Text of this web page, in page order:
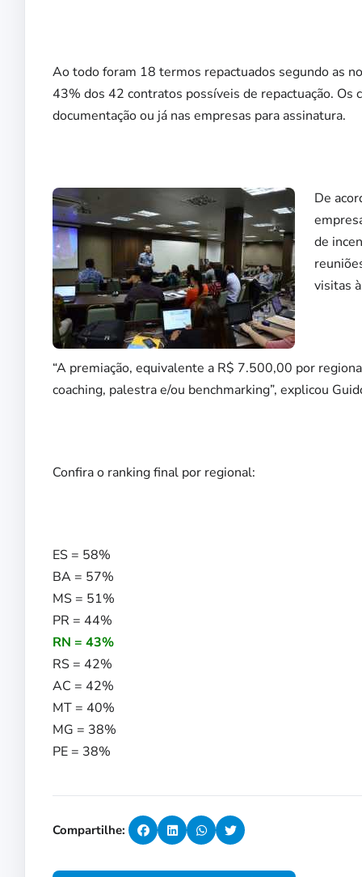
Ao todo foram 18 termos repactuados segundo as
43% dos 42 contratos possíveis de repactuação.
documentação ou já nas empresas para assinatura.
De
de
visitas
“A premiação, equivalente a R$ 7.500,00 por
coaching, palestra e/ou benchmarking”, explicou
Confira o ranking final por regional:
ES = 58%
BA = 57%
MS = 51%
PR = 44%
RN = 43%
RS = 42%
AC = 42%
MT = 40%
MG = 38%
PE = 38%
Compartilhe: